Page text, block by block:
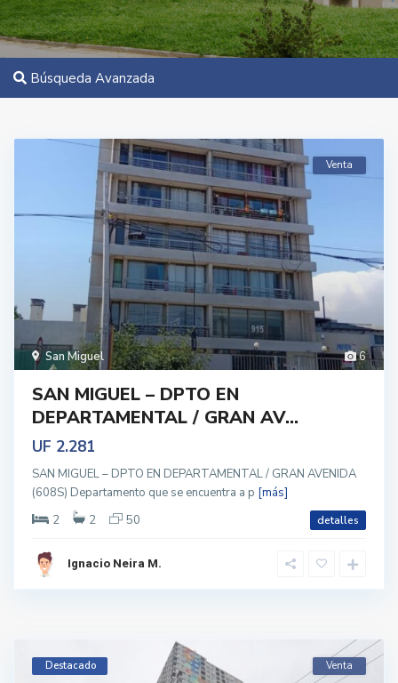
Búsqueda Avanzada
6
San Miguel
Venta
SAN MIGUEL – DPTO EN
DEPARTAMENTAL / GRAN AV...
UF 2.281
SAN MIGUEL – DPTO EN DEPARTAMENTAL / GRAN AVENIDA
(608S) Departamento que se encuentra a p [más]
2
2 50 detalles
Ignacio Neira M.
Destacado Venta